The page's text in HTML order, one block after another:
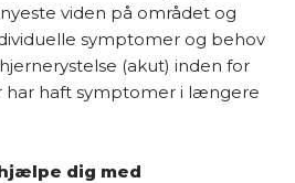
viden på området og
symptomer og behov
(akut) inden for
har haft symptomer i længere
dig med